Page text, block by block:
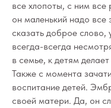
все хлопоты, с ним
он маленький надо все
сказать доброе слово,
всегда-всегда
в семье, к детям
Также с момента
воспитание детей.
своей матери. Да, он